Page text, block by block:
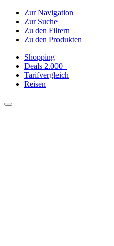
Zur Navigation
Zur Suche
Zu den Filtern
Zu den Produkten
Shopping
Deals 2.000+
Tarifvergleich
Reisen